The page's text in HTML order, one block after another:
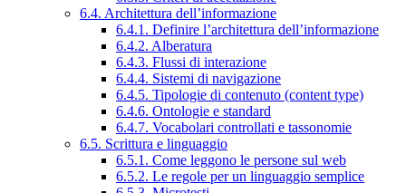
6.4. Architettura dell’informazione
6.4.1. Definire l’architettura dell’informazione
6.4.2. Alberatura
6.4.3. Flussi di interazione
6.4.4. Sistemi di navigazione
6.4.5. Tipologie di contenuto (content type)
6.4.6. Ontologie e standard
6.4.7. Vocabolari controllati e tassonomie
6.5. Scrittura e linguaggio
6.5.1. Come leggono le persone sul web
6.5.2. Le regole per un linguaggio semplice